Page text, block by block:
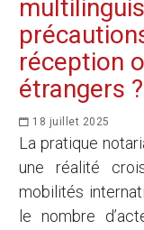
réception
étrangers ?
18 juillet 2025
La pratique
une réalité
mobilités
le nombre